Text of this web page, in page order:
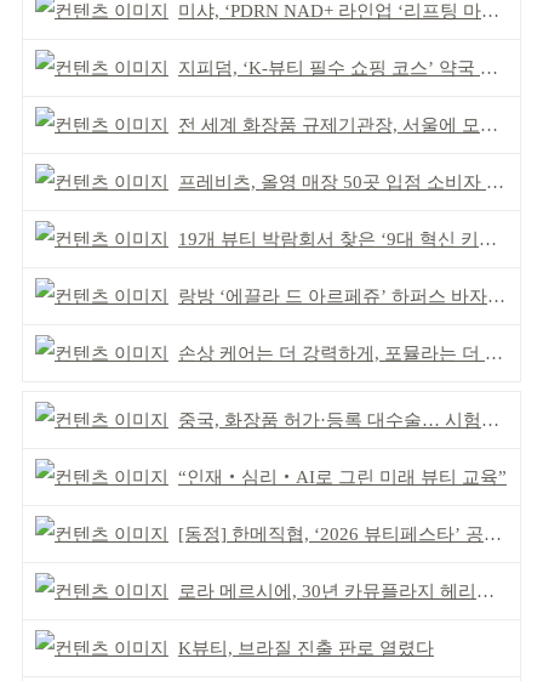
미샤, ‘PDRN NAD+ 라인업 ‘리프팅 마스크’ 출시
지피덤, ‘K-뷰티 필수 쇼핑 코스’ 약국 공략
전 세계 화장품 규제기관장, 서울에 모인다
프레비츠, 올영 매장 50곳 입점 소비자 접점 강화
19개 뷰티 박람회서 찾은 ‘9대 혁신 키워드’
랑방 ‘에끌라 드 아르페쥬’ 하퍼스 바자 화보 공개
손상 케어는 더 강력하게, 포뮬라는 더 산뜻하게!
중국, 화장품 허가·등록 대수술… 시험자료 공용 허용
“인재‧심리‧AI로 그린 미래 뷰티 교육”
[동정] 한메직협, ‘2026 뷰티페스타’ 공동 주최
로라 메르시에, 30년 카뮤플라지 헤리티지 담아
K뷰티, 브라질 진출 판로 열렸다